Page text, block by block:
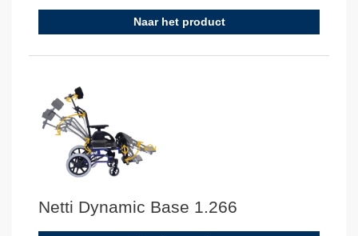
Naar het product
Netti Dynamic Base 1.266